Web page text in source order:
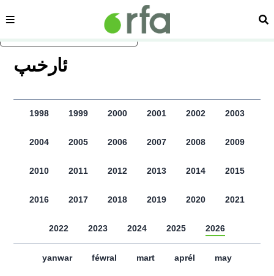
asasliq mezmungha atlang
sehipe
ﺋﺎﺭﺧﯩﭗ
1998 1999 2000 2001 2002 2003
2004 2005 2006 2007 2008 2009
2010 2011 2012 2013 2014 2015
2016 2017 2018 2019 2020 2021
2022 2023 2024 2025 2026
yanwar féwral mart aprél may